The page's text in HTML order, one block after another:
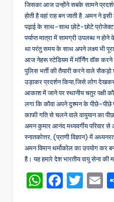
जिसका आज उन्होंने सबके सामने
होती है वहां राह बन जाती है .अमन ने
पढ़ाई के साथ-साथ छोटे-छोटे प्रोजेक्ट
पर्याप्त मात्रा में सामग्री उपलब्ध न
था परंतु समय के साथ अपने लक्ष्य भी
आज नेहरू स्टेडियम में मॉर्निंग वॉक
पुलिस भर्ती की तैयारी करने वाले
उड़ाकर प्रदर्शन किया,जिसे लोग
आकाश में जाने पर स्थानीय चतुर पक्षी
लगा कि कौवा अपने दुश्मन के पीछे-पीछे
काफी गति से चलने वाले वायुयान का
अमन कुमार आनंद मध्यवर्गीय परिवार
स्नातकोत्तर, (प्राणी विज्ञान) में
अमन विमान थर्मोकोल का उपयोग कर
है। यह हमारे देश भारतीय वायु सेना
W F
T
E